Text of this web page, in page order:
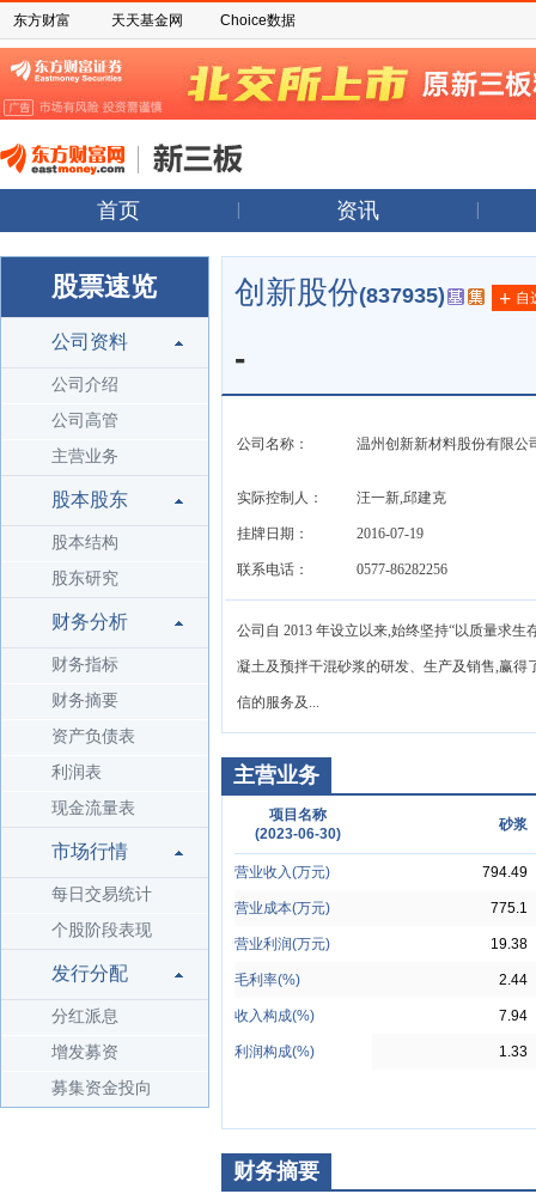
东方财富 天天基金网 Choice数据
首页 资讯
股票速览
公司资料
公司介绍
公司高管
主营业务
股本股东
股本结构
股东研究
财务分析
财务指标
财务摘要
资产负债表
利润表
现金流量表
市场行情
每日交易统计
个股阶段表现
发行分配
分红派息
增发募资
募集资金投向
创新股份(837935) + 自
-
公司名称： 温州创新新材料股份有限公
实际控制人： 汪一新,邱建克
挂牌日期： 2016-07-19
联系电话： 0577-86282256
公司自 2013 年设立以来,始终坚持“以质量求
凝土及预拌干混砂浆的研发、生产及销售,赢得
信的服务及...
主营业务
项目名称
(2023-06-30)
营业收入(万元)
营业成本(万元)
营业利润(万元)
毛利率(%)
收入构成(%)
利润构成(%)
砂浆
794.49
775.1
19.38
2.44
7.94
1.33
财务摘要